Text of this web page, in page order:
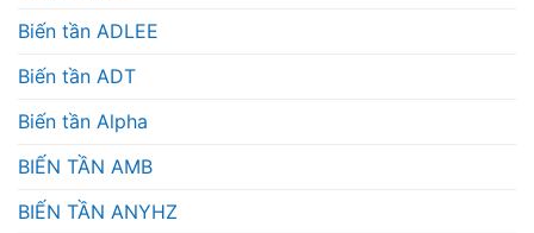
Biến tần ADLEE
Biến tần ADT
Biến tần Alpha
BIẾN TẦN AMB
BIẾN TẦN ANYHZ